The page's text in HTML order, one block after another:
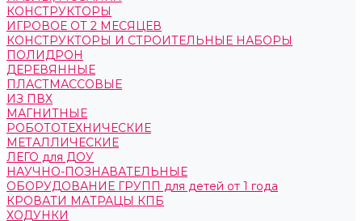
КОНСТРУКТОРЫ
ИГРОВОЕ ОТ 2 МЕСЯЦЕВ
КОНСТРУКТОРЫ И СТРОИТЕЛЬНЫЕ НАБОРЫ
ПОЛИДРОН
ДЕРЕВЯННЫЕ
ПЛАСТМАССОВЫЕ
ИЗ ПВХ
МАГНИТНЫЕ
РОБОТОТЕХНИЧЕСКИЕ
МЕТАЛЛИЧЕСКИЕ
ЛЕГО для ДОУ
НАУЧНО-ПОЗНАВАТЕЛЬНЫЕ
ОБОРУДОВАНИЕ ГРУПП для детей от 1 года
КРОВАТИ МАТРАЦЫ КПБ
ХОДУНКИ